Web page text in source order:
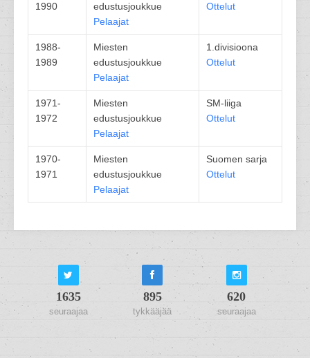
1990
edustusjoukkue
Pelaajat
Ottelut
1988-
1989
Miesten
edustusjoukkue
Pelaajat
1.divisioona
Ottelut
1971-
1972
Miesten
edustusjoukkue
Pelaajat
SM-liiga
Ottelut
1970-
1971
Miesten
edustusjoukkue
Pelaajat
Suomen sarja
Ottelut
1635
seuraajaa
895
tykkääjää
620
seuraajaa